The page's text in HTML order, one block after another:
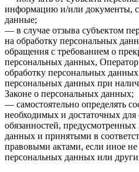
информацию и/или документы,
данные;
— в случае отзыва субъектом
на обработку персональных
обращения с требованием о
персональных данных,
обработку персональных данных
персональных данных при
Законе о персональных данных;
— самостоятельно определять
необходимых и достаточных
обязанностей,
данных и принятыми в
правовыми актами, если иное
персональных данных или